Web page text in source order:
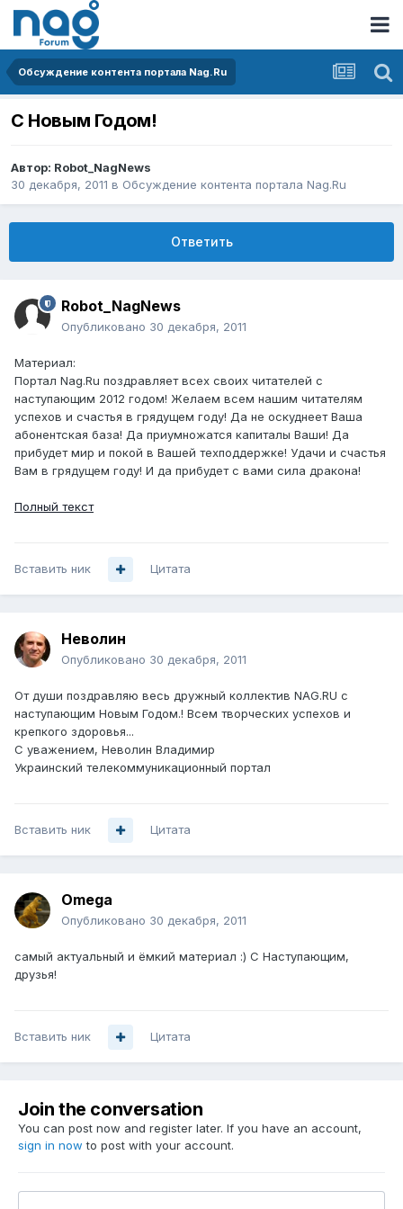
Обсуждение контента портала Nag.Ru
С Новым Годом!
Автор: Robot_NagNews
30 декабря, 2011 в Обсуждение контента портала Nag.Ru
Ответить
Robot_NagNews
Опубликовано 30 декабря, 2011
Материал:
Портал Nag.Ru поздравляет всех своих читателей с
наступающим 2012 годом! Желаем всем нашим читателям
успехов и счастья в грядущем году! Да не оскуднеет Ваша
абонентская база! Да приумножатся капиталы Ваши! Да
прибудет мир и покой в Вашей техподдержке! Удачи и счастья
Вам в грядущем году! И да прибудет с вами сила дракона!
Полный текст
Вставить ник Цитата
Неволин
Опубликовано 30 декабря, 2011
От души поздравляю весь дружный коллектив NAG.RU с
наступающим Новым Годом.! Всем творческих успехов и
крепкого здоровья...
С уважением, Неволин Владимир
Украинский телекоммуникационный портал
Вставить ник Цитата
Omega
Опубликовано 30 декабря, 2011
самый актуальный и ёмкий материал :) С Наступающим,
друзья!
Вставить ник Цитата
Join the conversation
You can post now and register later. If you have an account,
sign in now to post with your account.